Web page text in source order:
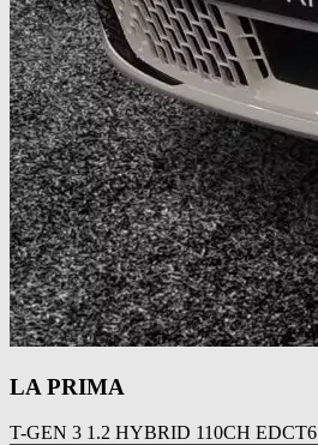
LA PRIMA
T-GEN 3 1.2 HYBRID 110CH EDCT6